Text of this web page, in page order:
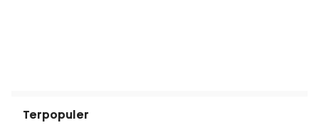
Terpopuler